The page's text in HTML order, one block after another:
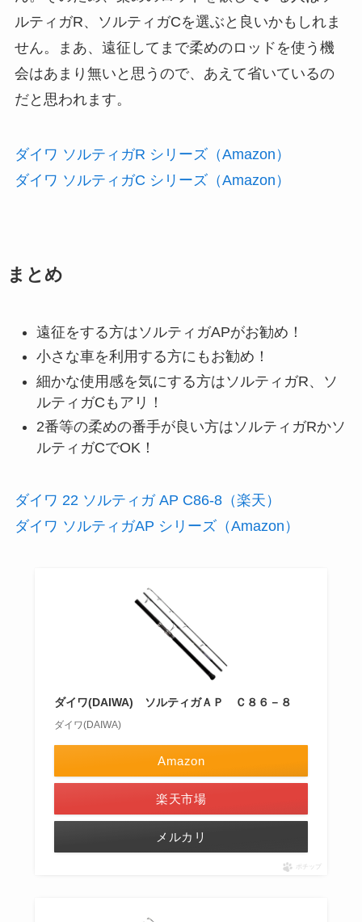
ルティガR、ソルティガCを選ぶと良いかもしれま
せん。まあ、遠征してまで柔めのロッドを使う機
会はあまり無いと思うので、あえて省いているの
だと思われます。
ダイワ ソルティガR シリーズ（Amazon）
ダイワ ソルティガC シリーズ（Amazon）
まとめ
遠征をする方はソルティガAPがお勧め！
小さな車を利用する方にもお勧め！
細かな使用感を気にする方はソルティガR、ソ
ルティガCもアリ！
2番等の柔めの番手が良い方はソルティガRかソ
ルティガCでOK！
ダイワ 22 ソルティガ AP C86-8（楽天）
ダイワ ソルティガAP シリーズ（Amazon）
ダイワ(DAIWA) ソルティガＡＰ Ｃ８６－８
ダイワ(DAIWA)
Amazon
楽天市場
メルカリ
ポチップ